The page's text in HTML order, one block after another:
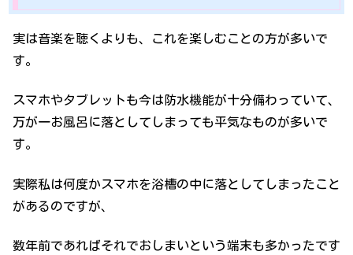
実は音楽を聴くよりも、これを楽しむことの方が多いで
す。
スマホやタブレットも今は防水機能が十分備わっていて、
万が一お風呂に落としてしまっても平気なものが多いで
す。
実際私は何度かスマホを浴槽の中に落としてしまったこと
があるのですが、
数年前であればそれでおしまいという端末も多かったです